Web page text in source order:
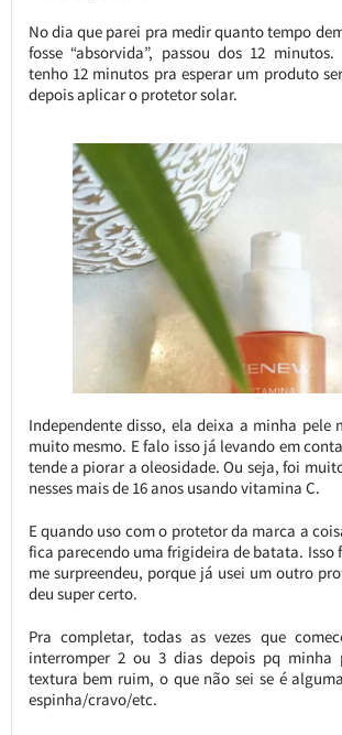
No dia que parei pra medir quanto tempo
fosse “absorvida”, passou dos 12
tenho 12 minutos pra esperar um produto
depois aplicar o protetor solar.
Independente disso, ela deixa a minha pele
muito mesmo. E falo isso já levando em
tende a piorar a oleosidade. Ou seja, foi
nesses mais de 16 anos usando vitamina C.
E quando uso com o protetor da marca a
fica parecendo uma frigideira de batata. Isso
me surpreendeu, porque já usei um outro
deu super certo.
Pra completar, todas as vezes que
interromper 2 ou 3 dias depois pq minha
textura bem ruim, o que não sei se é
espinha/cravo/etc.